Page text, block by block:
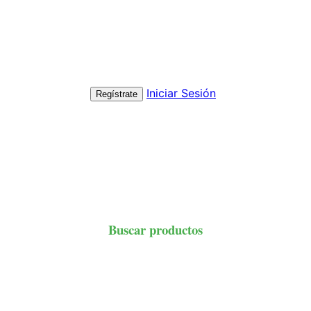
Regístrate Iniciar Sesión
Buscar productos